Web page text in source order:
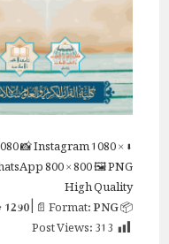
⬇ Original
📸 Instagram1080 ×
800 × 800🖼 PNG
High Quality
📦 Size:
| 📄 Format:PNG
Post Views:313